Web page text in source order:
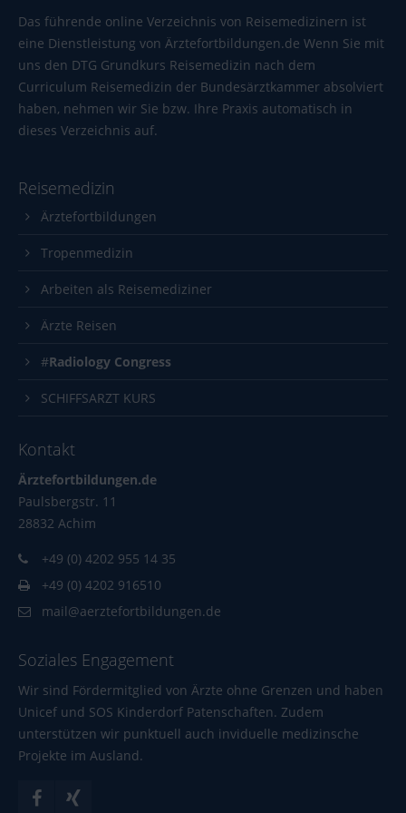
About us
Lorem ipsum dolor sit amet, consectetuer adipiscing
elit.
parturient montes, nascetur ridiculus mus. Donec
Das führende online Verzeichnis von Reisemedizinern ist
eine Dienstleistung vonÄrztefortbildungen.de Wenn Sie mit
uns den DTG Grundkurs Reisemedizin nach dem
Curriculum Reisemedizin der Bundesärztkammer absolviert
haben, nehmen wir Sie bzw. Ihre Praxis automatisch in
dieses Verzeichnis auf.
Reisemedizin
Ärztefortbildungen
Tropenmedizin
Arbeiten als Reisemediziner
Ärzte Reisen
#Radiology Congress
SCHIFFSARZT KURS
Kontakt
Ärztefortbildungen.de
Paulsbergstr. 11
28832 Achim
+49 (0) 4202 955 14 35
+49 (0) 4202 916510
mail@aerztefortbildungen.de
Soziales Engagement
Wir sind Fördermitglied von Ärzte ohne Grenzen und haben
Unicef und SOS Kinderdorf Patenschaften. Zudem
unterstützen wir punktuell auch inviduelle medizinsche
Projekte im Ausland.